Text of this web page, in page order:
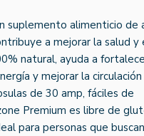
suplemento alimenticio de
a mejorar la salud y
natural, ayuda a
y mejorar la circulación
de 30 amp, fáciles de
Premium es libre de
para personas que buscan